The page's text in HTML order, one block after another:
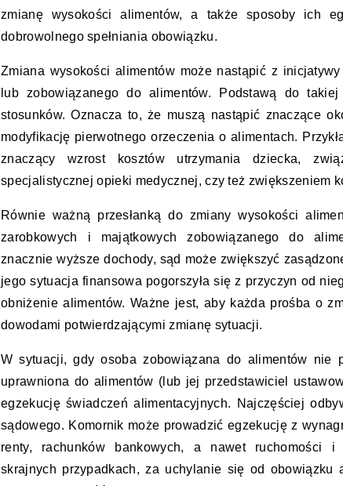
zmianę wysokości alimentów, a także sposoby ich
dobrowolnego spełniania obowiązku.
Zmiana wysokości alimentów może nastąpić z
lub zobowiązanego do alimentów. Podstawą do
stosunków. Oznacza to, że muszą nastąpić znaczące
modyfikację pierwotnego orzeczenia o alimentach.
znaczący wzrost kosztów utrzymania dziecka,
specjalistycznej opieki medycznej, czy też zwiększeniem
Równie ważną przesłanką do zmiany wysokości
zarobkowych i majątkowych zobowiązanego do
znacznie wyższe dochody, sąd może zwiększyć
jego sytuacja finansowa pogorszyła się z przyczyn od
obniżenie alimentów. Ważne jest, aby każda prośba o
dowodami potwierdzającymi zmianę sytuacji.
W sytuacji, gdy osoba zobowiązana do alimentów nie
uprawniona do alimentów (lub jej przedstawiciel
egzekucję świadczeń alimentacyjnych. Najczęściej
sądowego. Komornik może prowadzić egzekucję z
renty, rachunków bankowych, a nawet ruchomości i
skrajnych przypadkach, za uchylanie się od obowiązku